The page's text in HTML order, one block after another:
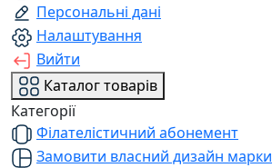
Персональні дані
Налаштування
Вийти
Каталог товарів
Категорії
Філателістичний абонемент
Замовити власний дизайн марки